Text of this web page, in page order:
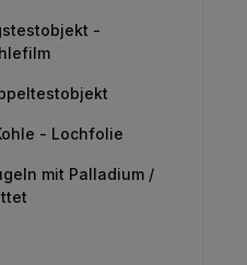
-
- Lochfolie
mit Palladium /